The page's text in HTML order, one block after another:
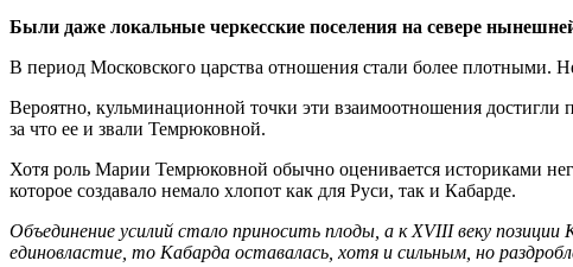
Были даже локальные черкесские поселения на севере
В период Московского царства отношения стали более плотными.
Вероятно, кульминационной точки эти взаимоотношения
за что ее и звали Темрюковной.
Хотя роль Марии Темрюковной обычно оценивается историками
которое создавало немало хлопот как для Руси, так и Кабарде.
Объединение усилий стало приносить плоды, а к XVIII веку
единовластие, то Кабарда оставалась, хотя и сильным, но